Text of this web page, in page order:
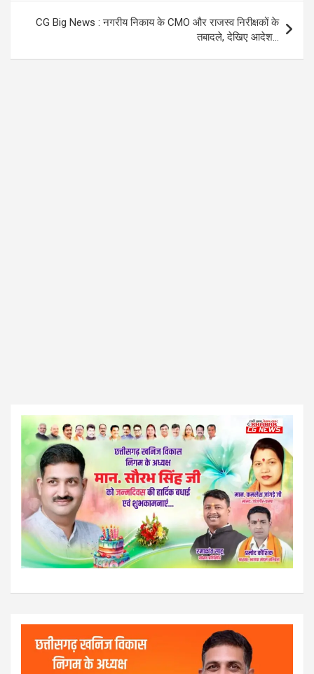
CG Big News : नगरीय निकाय के CMO और राजस्व निरीक्षकों के
तबादले, देखिए आदेश…